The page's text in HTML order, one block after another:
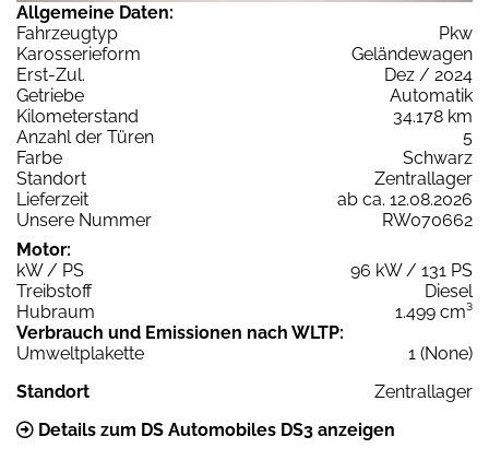
Allgemeine Daten:
Fahrzeugtyp
Pkw
Karosserieform
Geländewagen
Erst-Zul.
Dez / 2024
Getriebe
Automatik
Kilometerstand
34.178 km
Anzahl der Türen
5
Farbe
Schwarz
Standort
Zentrallager
Lieferzeit
ab ca. 12.08.2026
Unsere Nummer
RW070662
Motor:
kW / PS
96 kW / 131 PS
Treibstoff
Diesel
Hubraum
1.499 cm³
Verbrauch und Emissionen nach WLTP:
Umweltplakette
1 (None)
Standort
Zentrallager
Details zum DS Automobiles DS3 anzeigen